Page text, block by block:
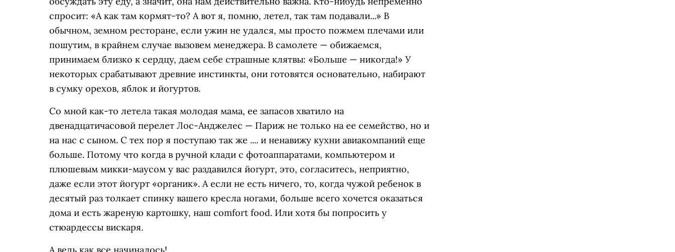
спросит: «А как там кормят-то? А вот я, помню, летел, так там подавали...» В
обычном, земном ресторане, если ужин не удался, мы просто пожмем плечами или
пошутим, в крайнем случае вызовем менеджера. В самолете — обижаемся,
принимаем близко к сердцу, даем себе страшные клятвы: «Больше — никогда!» У
некоторых срабатывают древние инстинкты, они готовятся основательно, набирают
в сумку орехов, яблок и йогуртов.
Со мной как-то летела такая молодая мама, ее запасов хватило на
двенадцатичасовой перелет Лос-Анджелес — Париж не только на ее семейство, но и
на нас с сыном. С тех пор я поступаю так же .... и ненавижу кухни авиакомпаний еще
больше. Потому что когда в ручной клади с фотоаппаратами, компьютером и
плюшевым микки-маусом у вас раздавился йогурт, это, согласитесь, неприятно,
даже если этот йогурт «органик». А если не есть ничего, то, когда чужой ребенок в
десятый раз толкает спинку вашего кресла ногами, больше всего хочется оказаться
дома и есть жареную картошку, наш comfort food. Или хотя бы попросить у
стюардессы вискаря.